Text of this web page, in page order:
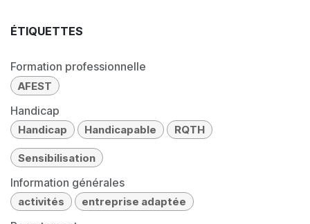
ÉTIQUETTES
Formation professionnelle
AFEST
Handicap
Handicap Handicapable RQTH
Sensibilisation
Information générales
activités entreprise adaptée